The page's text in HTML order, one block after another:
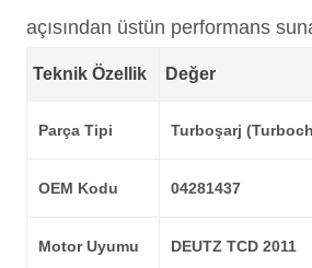
açısından üstün performans
Teknik Özellik Değer
Parça Tipi Turboşarj
OEM Kodu 04281437
Motor Uyumu DEUTZ TCD 2011